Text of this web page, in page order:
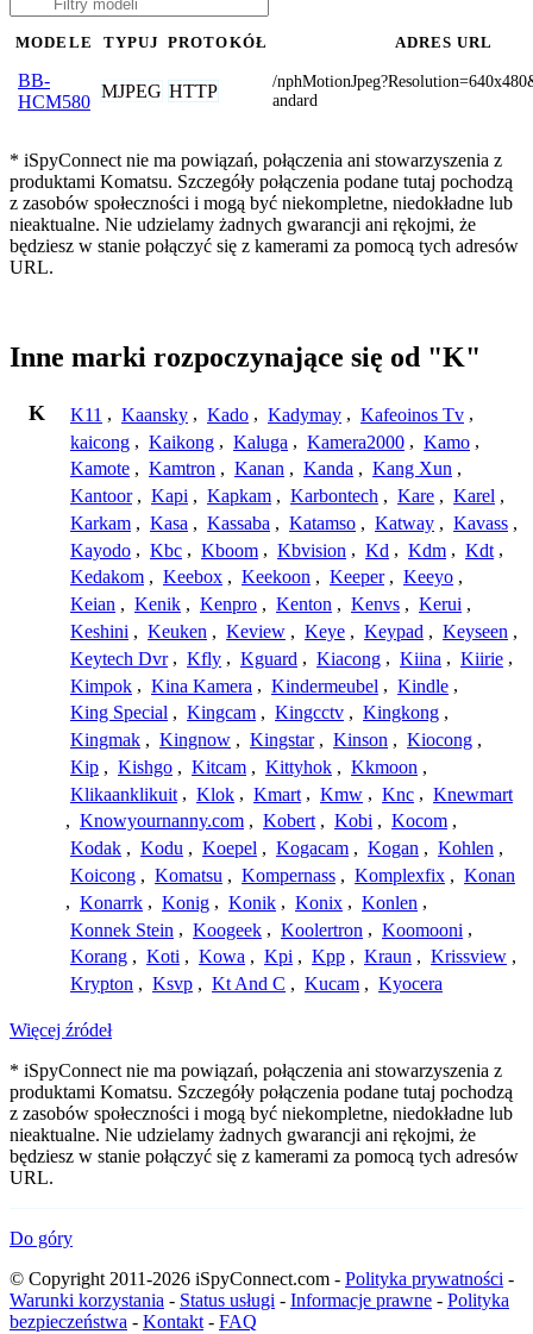
MODELE TYPUJ PROTOKÓŁ ADRES URL
BB-
HCM580
MJPEG HTTP
/
andard
* iSpyConnect nie ma powiązań, połączenia ani stowarzyszenia z
produktami Komatsu. Szczegóły połączenia podane tutaj pochodzą
z zasobów społeczności i mogą być niekompletne, niedokładne lub
nieaktualne. Nie udzielamy żadnych gwarancji ani rękojmi, że
będziesz w stanie połączyć się z kamerami za pomocą tych adresów
URL.
Inne marki rozpoczynające się od "K"
K K11 , Kaansky , Kado , Kadymay , Kafeoinos Tv ,
kaicong , Kaikong , Kaluga , Kamera2000 , Kamo ,
Kamote , Kamtron , Kanan , Kanda , Kang Xun ,
Kantoor , Kapi , Kapkam , Karbontech , Kare , Karel ,
Karkam , Kasa , Kassaba , Katamso , Katway , Kavass ,
Kayodo , Kbc , Kboom , Kbvision , Kd , Kdm , Kdt ,
Kedakom , Keebox , Keekoon , Keeper , Keeyo ,
Keian , Kenik , Kenpro , Kenton , Kenvs , Kerui ,
Keshini , Keuken , Keview , Keye , Keypad , Keyseen ,
Keytech Dvr , Kfly , Kguard , Kiacong , Kiina , Kiirie ,
Kimpok , Kina Kamera , Kindermeubel , Kindle ,
King Special , Kingcam , Kingcctv , Kingkong ,
Kingmak , Kingnow , Kingstar , Kinson , Kiocong ,
Kip , Kishgo , Kitcam , Kittyhok , Kkmoon ,
Klikaanklikuit , Klok , Kmart , Kmw , Knc , Knewmart
, Knowyournanny.com , Kobert , Kobi , Kocom ,
Kodak , Kodu , Koepel , Kogacam , Kogan , Kohlen ,
Koicong , Komatsu , Kompernass , Komplexfix , Konan
, Konarrk , Konig , Konik , Konix , Konlen ,
Konnek Stein , Koogeek , Koolertron , Koomooni ,
Korang , Koti , Kowa , Kpi , Kpp , Kraun , Krissview ,
Krypton , Ksvp , Kt And C , Kucam , Kyocera
Więcej źródeł
* iSpyConnect nie ma powiązań, połączenia ani stowarzyszenia z
produktami Komatsu. Szczegóły połączenia podane tutaj pochodzą
z zasobów społeczności i mogą być niekompletne, niedokładne lub
nieaktualne. Nie udzielamy żadnych gwarancji ani rękojmi, że
będziesz w stanie połączyć się z kamerami za pomocą tych adresów
URL.
Do góry
© Copyright 2011-2026 iSpyConnect.com - Polityka prywatności -
Warunki korzystania - Status usługi - Informacje prawne - Polityka
bezpieczeństwa - Kontakt - FAQ